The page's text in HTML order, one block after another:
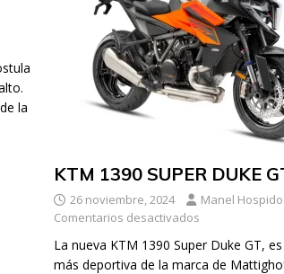
la
KTM 1390 SUPER DUKE
26 noviembre, 2024
Manel Hospido
Comentarios desactivados
La nueva KTM 1390 Super Duke GT,
más deportiva de la marca de